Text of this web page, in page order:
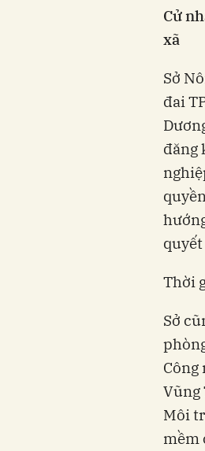
Cử
xã
Sở
đai
đăng
Thời
Sở
Công
Vũng
Môi
mềm